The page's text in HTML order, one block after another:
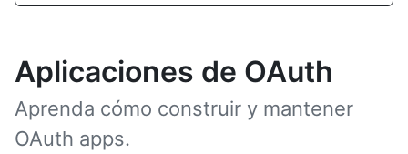
Aplicaciones de OAuth
Aprenda cómo construir y mantener
OAuth apps.